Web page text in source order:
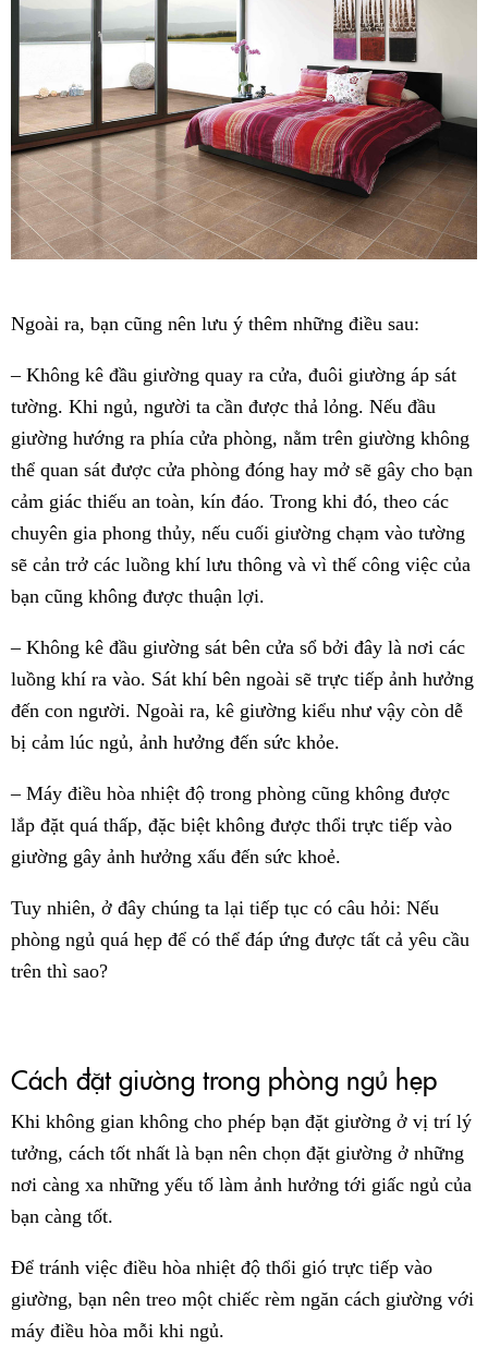
Ngoài ra, bạn cũng nên lưu ý thêm những điều sau:
– Không kê đầu giường quay ra cửa, đuôi giường áp sát
tường. Khi ngủ, người ta cần được thả lỏng. Nếu đầu
giường hướng ra phía cửa phòng, nằm trên giường không
thể quan sát được cửa phòng đóng hay mở sẽ gây cho bạn
cảm giác thiếu an toàn, kín đáo. Trong khi đó, theo các
chuyên gia phong thủy, nếu cuối giường chạm vào tường
sẽ cản trở các luồng khí lưu thông và vì thế công việc của
bạn cũng không được thuận lợi.
– Không kê đầu giường sát bên cửa sổ bởi đây là nơi các
luồng khí ra vào. Sát khí bên ngoài sẽ trực tiếp ảnh hưởng
đến con người. Ngoài ra, kê giường kiểu như vậy còn dễ
bị cảm lúc ngủ, ảnh hưởng đến sức khỏe.
– Máy điều hòa nhiệt độ trong phòng cũng không được
lắp đặt quá thấp, đặc biệt không được thổi trực tiếp vào
giường gây ảnh hưởng xấu đến sức khoẻ.
Tuy nhiên, ở đây chúng ta lại tiếp tục có câu hỏi: Nếu
phòng ngủ quá hẹp để có thể đáp ứng được tất cả yêu cầu
trên thì sao?
Cách đặt giường trong phòng ngủ hẹp
Khi không gian không cho phép bạn đặt giường ở vị trí lý
tưởng, cách tốt nhất là bạn nên chọn đặt giường ở những
nơi càng xa những yếu tố làm ảnh hưởng tới giấc ngủ của
bạn càng tốt.
Để tránh việc điều hòa nhiệt độ thổi gió trực tiếp vào
giường, bạn nên treo một chiếc rèm ngăn cách giường với
máy điều hòa mỗi khi ngủ.